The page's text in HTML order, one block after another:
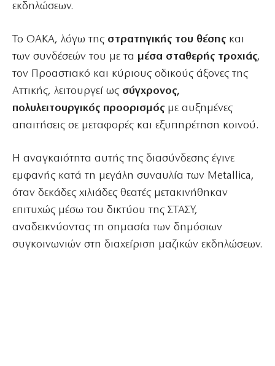
εκδηλώσεων.
Το ΟΑΚΑ, λόγω της στρατηγικής του θέσης και
των συνδέσεών του με τα μέσα σταθερής τροχιάς,
τον Προαστιακό και κύριους οδικούς άξονες της
Αττικής, λειτουργεί ως σύγχρονος,
πολυλειτουργικός προορισμός με αυξημένες
απαιτήσεις σε μεταφορές και εξυπηρέτηση κοινού.
Η αναγκαιότητα αυτής της διασύνδεσης έγινε
εμφανής κατά τη μεγάλη συναυλία των Metallica,
όταν δεκάδες χιλιάδες θεατές μετακινήθηκαν
επιτυχώς μέσω του δικτύου της ΣΤΑΣΥ,
αναδεικνύοντας τη σημασία των δημόσιων
συγκοινωνιών στη διαχείριση μαζικών εκδηλώσεων.